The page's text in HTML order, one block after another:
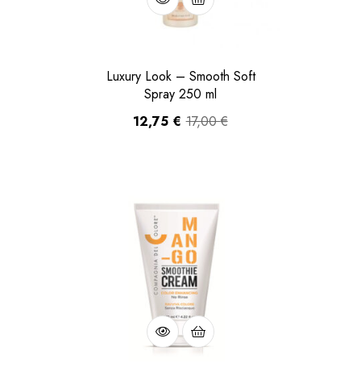
Luxury Look – Smooth Soft
Spray 250 ml
17,00€
12,75 €